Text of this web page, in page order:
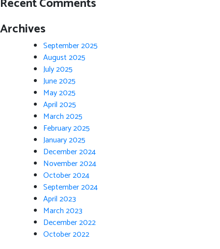
Archives
September 2025
August 2025
July 2025
June 2025
May 2025
April 2025
March 2025
February 2025
January 2025
December 2024
November 2024
October 2024
September 2024
April 2023
March 2023
December 2022
October 2022